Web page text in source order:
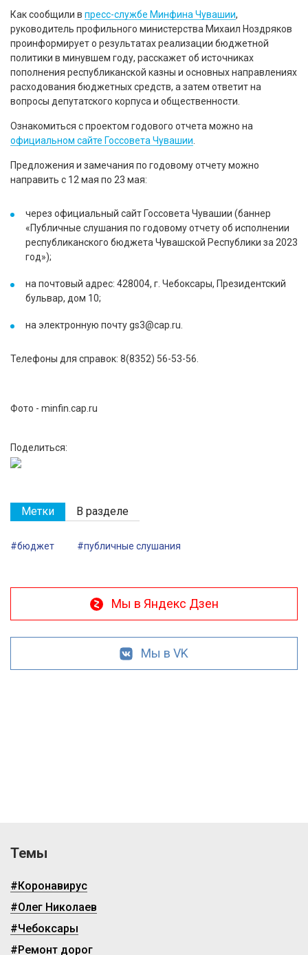
Как сообщили в пресс-службе Минфина Чувашии,
руководитель профильного министерства Михаил Ноздряков
проинформирует о результатах реализации бюджетной
политики в минувшем году, расскажет об источниках
пополнения республиканской казны и основных направлениях
расходования бюджетных средств, а затем ответит на
вопросы депутатского корпуса и общественности.
Ознакомиться с проектом годового отчета можно на
официальном сайте Госсовета Чувашии
Предложения и замечания по годовому отчету можно
направить с 12 мая по 23 мая:
через официальный сайт Госсовета Чувашии (баннер
«Публичные слушания по годовому отчету об исполнении
республиканского бюджета Чувашской Республики за 2023
год»);
на почтовый адрес: 428004, г. Чебоксары, Президентский
бульвар, дом 10;
на электронную почту gs3@cap.ru.
Телефоны для справок: 8(8352) 56-53-56.
Фото - minfin.cap.ru
Поделиться:
Метки В разделе
#бюджет #публичные слушания
Мы в Яндекс Дзен
Мы в VK
Темы
#Коронавирус
#Олег Николаев
#Чебоксары
#Ремонт дорог